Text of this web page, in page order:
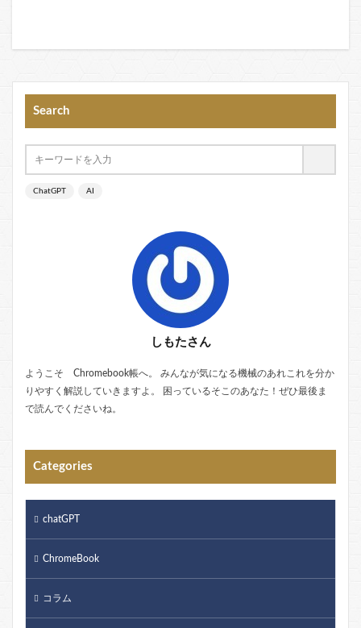
Search
ChatGPT AI
しもたさん
ようこそ Chromebook帳へ。 みんなが気になる機械のあれこれを分か
りやすく解説していきますよ。 困っているそこのあなた！ぜひ最後ま
で読んでくださいね。
Categories
chatGPT
ChromeBook
コラム